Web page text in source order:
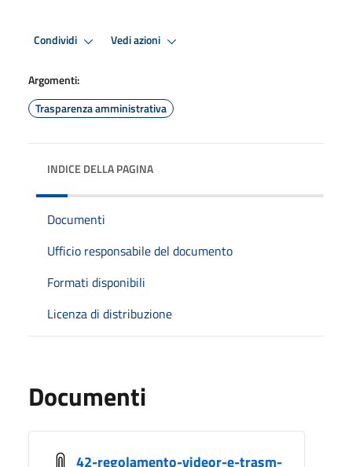
Condividi Vedi azioni
Argomenti:
Trasparenza amministrativa
INDICE DELLA PAGINA
Documenti
Ufficio responsabile del documento
Formati disponibili
Licenza di distribuzione
Documenti
42-regolamento-videor-e-trasm-